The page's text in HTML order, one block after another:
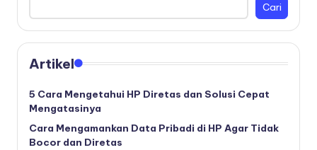
Cari
Artikel
5 Cara Mengetahui HP Diretas dan Solusi Cepat
Mengatasinya
Cara Mengamankan Data Pribadi di HP Agar Tidak
Bocor dan Diretas